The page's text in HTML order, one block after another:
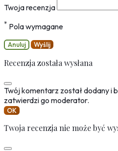
Twoja recenzja
* Pola wymagane
Anuluj Wyślij
Recenzja została wysłana
Twój komentarz został dodany i
zatwierdzi go moderator.
OK
Twoja recenzja nie może być